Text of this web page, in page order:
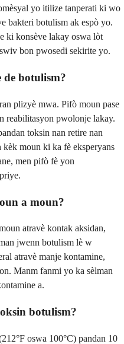
yo itilize tanperati ki wo
bakteri botulism ak espò yo.
ki konsève lakay oswa lòt
bon pwosedi sekirite yo.
botulism?
plizyè mwa. Pifò moun pase
reabilitasyon pwolonje lakay.
toksin nan retire nan
kèk moun ki ka fè eksperyans
men pifò fè yon
a moun?
atravè kontak aksidan,
jwenn botulism lè w
atravè manje kontamine,
Manm fanmi yo ka sèlman
a.
botulism?
oswa 100°C) pandan 10